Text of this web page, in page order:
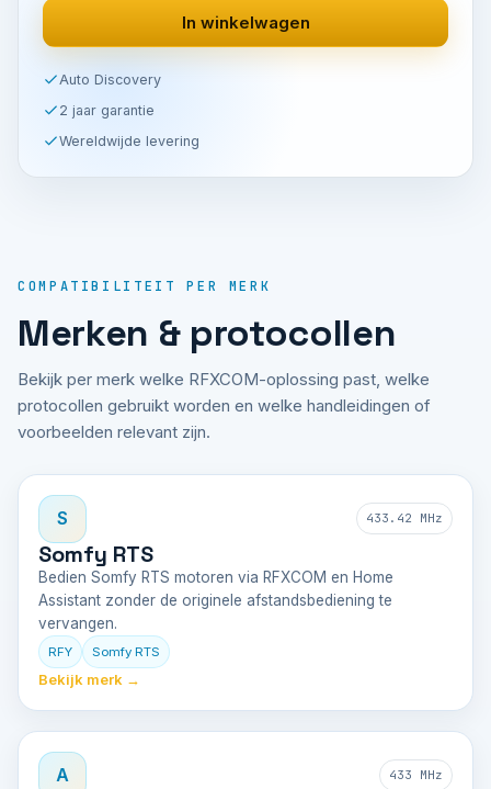
In winkelwagen
Auto Discovery
2 jaar garantie
Wereldwijde levering
COMPATIBILITEIT PER MERK
Merken & protocollen
Bekijk per merk welke RFXCOM-oplossing past, welke
protocollen gebruikt worden en welke handleidingen of
voorbeelden relevant zijn.
S 433.42 MHz
Somfy RTS
Bedien Somfy RTS motoren via RFXCOM en Home
Assistant zonder de originele afstandsbediening te
vervangen.
RFY Somfy RTS
Bekijk merk →
A 433 MHz